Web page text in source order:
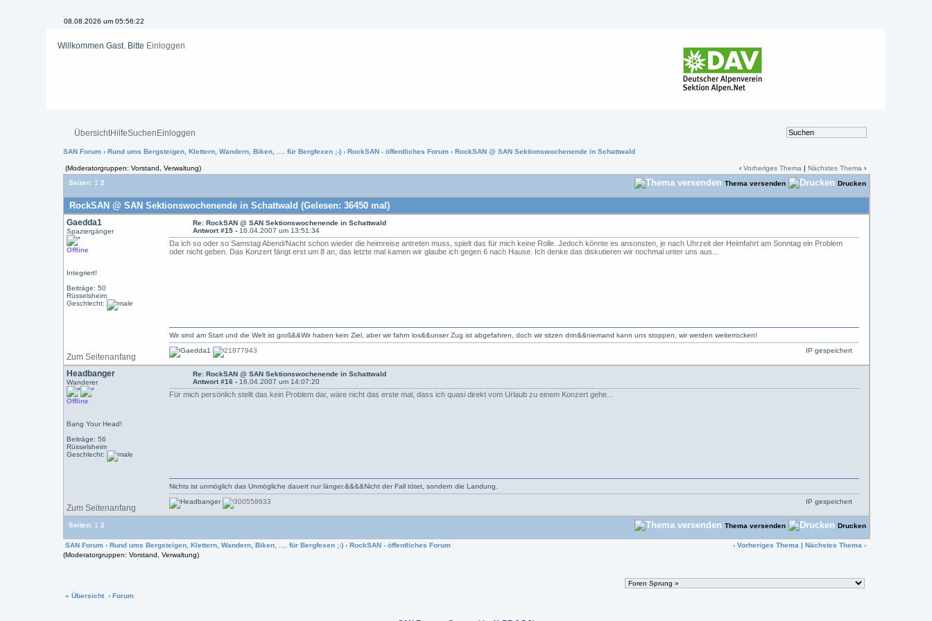
08.08.2026 um 05:56:22
Willkommen Gast. Bitte Einloggen
ÜbersichtHilfeSuchen Einloggen
SAN Forum ›Rund ums Bergsteigen, Klettern, Wandern, Biken, .... für Bergfexen ;-) ›RockSAN - öffentliches Forum › RockSAN @ SAN Sektionswochenende in Schattwald
(Moderatorgruppen: Vorstand, Verwaltung) ‹Vorheriges Thema |Nächstes Thema ›
Seiten: 1 2 Thema versenden Drucken
RockSAN @ SAN Sektionswochenende in Schattwald (Gelesen: 36450 mal)
Gaedda1
Spaziergänger
Offline
Integriert!
Beiträge: 50
Rüsselsheim
Geschlecht:
Re: RockSAN @ SAN Sektionswochenende in Schattwald
Antwort #15 - 16.04.2007 um 13:51:34
Da ich so oder so Samstag Abend/Nacht schon wieder die heimreise antreten muss, spielt das für mich keine Rolle. Jedoch könnte es ansonsten, je nach Uhrzeit der Heimfahrt am Sonntag ein Problem
oder nicht geben. Das Konzert fängt erst um 8 an, das letzte mal kamen wir glaube ich gegen 6 nach Hause. Ich denke das diskutieren wir nochmal unter uns aus...
Zum Seitenanfang
Wir sind am Start und die Welt ist groß&&Wir haben kein Ziel, aber wir fahrn los&&unser Zug ist abgefahren, doch wir sitzen drin&&niemand kann uns stoppen, wir werden weiterrocken!
IP gespeichert
Headbanger
Wanderer
Offline
Bang Your Head!
Beiträge: 56
Rüsselsheim
Geschlecht:
Re: RockSAN @ SAN Sektionswochenende in Schattwald
Antwort #16 - 16.04.2007 um 14:07:20
Für mich persönlich stellt das kein Problem dar, wäre nicht das erste mal, dass ich quasi direkt vom Urlaub zu einem Konzert gehe...
Zum Seitenanfang
Nichts ist unmöglich das Unmögliche dauert nur länger.&&&&Nicht der Fall tötet, sondern die Landung.
IP gespeichert
Seiten: 1 2 Thema versenden Drucken
SAN Forum ›Rund ums Bergsteigen, Klettern, Wandern, Biken, .... für Bergfexen ;-) ›RockSAN - öffentliches Forum ‹Vorheriges Thema |Nächstes Thema ›
(Moderatorgruppen: Vorstand, Verwaltung)
« Übersicht ‹ Forum